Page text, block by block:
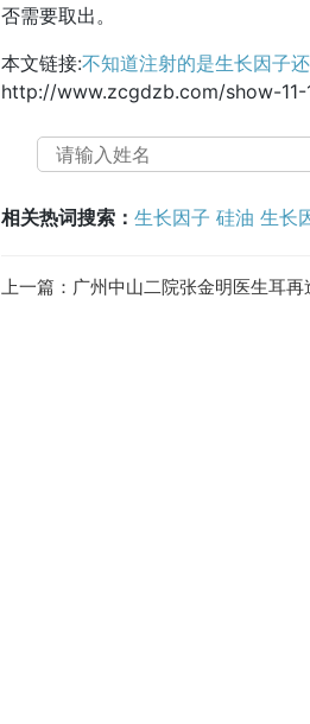
否需要取出。
本文链接:不知道注射的是生长因子
http://www.zcgdzb.com/show-11-
相关热词搜索： 生长因子 硅油 生长
上一篇： 广州中山二院张金明医生耳再